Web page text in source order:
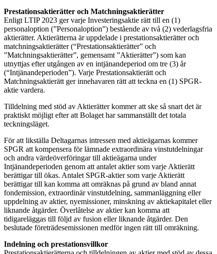
Prestationsaktierätter och Matchningsaktierätter
Enligt LTIP 2023 ger varje Investeringsaktie rätt till en (1)
personaloption (”Personaloption”) bestående av två (2) vederlagsfria
aktierätter. Aktierätterna är uppdelade i prestationsaktierätter och
matchningsaktierätter (“Prestationsaktierätter” och
”Matchningsaktierätter”, gemensamt ”Aktierätter”) som kan
utnyttjas efter utgången av en intjänandeperiod om tre (3) år
(“Intjänandeperioden”). Varje Prestationsaktierätt och
Matchningsaktierätt ger innehavaren rätt att teckna en (1) SPGR-
aktie vardera.
Tilldelning med stöd av Aktierätter kommer att ske så snart det är
praktiskt möjligt efter att Bolaget har sammanställt det totala
teckningsläget.
För att likställa Deltagarnas intressen med aktieägarnas kommer
SPGR att kompensera för lämnade extraordinära vinstutdelningar
och andra värdeöverföringar till aktieägarna under
Intjänandeperioden genom att antalet aktier som varje Aktierätt
berättigar till ökas. Antalet SPGR-aktier som varje Aktierätt
berättigar till kan komma att omräknas på grund av bland annat
fondemission, extraordinär vinstutdelning, sammanläggning eller
uppdelning av aktier, nyemissioner, minskning av aktiekapitalet eller
liknande åtgärder. Överlåtelse av aktier kan komma att
tidigareläggas till följd av fusion eller liknande åtgärder. Den
beslutade företrädesemissionen medför ingen rätt till omräkning.
Indelning och prestationsvillkor